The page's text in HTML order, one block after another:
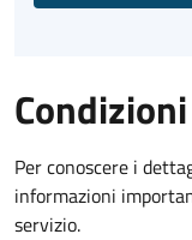
Per conoscere i
informazioni
servizio.